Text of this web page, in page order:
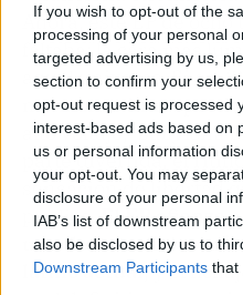
If you wish to opt-out of the
processing of your personal
targeted advertising by us,
section to confirm your
opt-out request is processed
interest-based ads based on
us or personal information
your opt-out. You may
disclosure of your personal
IAB’s list of downstream
also be disclosed by us to
Downstream Participants that
Ahora, este EP de
faltaba: la cara más
aquel universo. Si en
momentos
alto voltaje, 'babylona
parte divertida, el
sensación de libertad
público.El EP afianza
uno de los artistas
latino actual, y el